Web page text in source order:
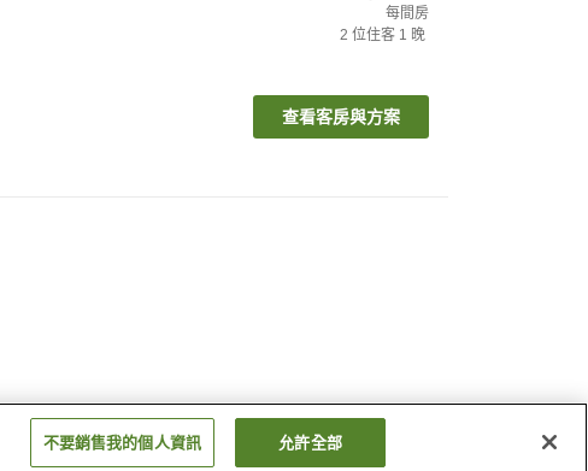
每間房
2 位住客 1 晚
查看客房與方案
不要銷售我的個人資訊 允許全部